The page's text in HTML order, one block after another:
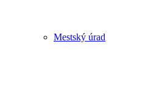
Mestský úrad